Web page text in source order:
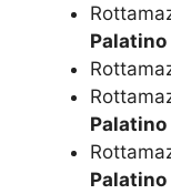
Palatino
Palatino
Palatino